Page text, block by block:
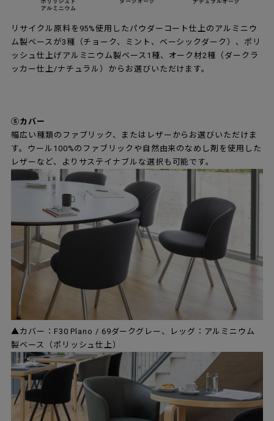
リサイクル原料を95%使用したパウダーコート仕上のアルミニウ
ム製ベースが3種（チョーク、ミント、ベーシックダーク）、ポリ
ッシュ仕上げアルミニウム製ベース1種、オーク材2種（ダークラ
ッカー仕上/ナチュラル）からお選びいただけます。
⑤カバー
幅広い種類のファブリック、またはレザーからお選びいただけま
す。ウール100%のファブリックや自然由来のなめし剤を使用した
レザーなど、よりサステイナブルな選択も可能です。
▲カバー：F30 Plano / 69ダークグレー、レッグ：アルミニウム
製ベース（ポリッシュ仕上）